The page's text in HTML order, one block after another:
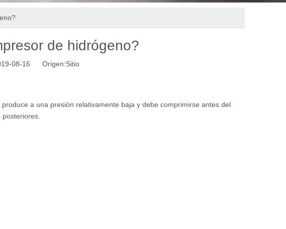
de hidrógeno?
08-16 Origen:Sitio
a una presión relativamente baja y debe comprimirse antes del